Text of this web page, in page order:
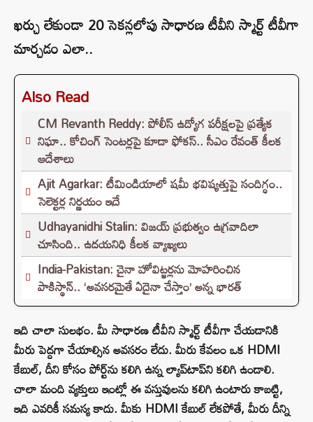
ఖర్చు లేకుండా 20 సెకన్లలోపు సాధారణ టీవీని స్మార్ట్ టీవీగా
మార్చడం ఎలా..
Also Read
CM Revanth Reddy: పోలీస్ ఉద్యోగ పరీక్షలపై ప్రత్యేక
నిఘా.. కోచింగ్ సెంటర్లపై కూడా ఫోకస్.. సీఎం రేవంత్ కీలక
ఆదేశాలు
Ajit Agarkar: టీమిండియాలో షమీ భవిష్యత్తుపై సందిగ్ధం..
సెలెక్టర్ల నిర్ణయం ఇదే
Udhayanidhi Stalin: విజయ్ ప్రభుత్వం ఉగ్రవాదిలా
చూసింది.. ఉదయనిధి కీలక వ్యాఖ్యలు
India-Pakistan: చైనా హోవిట్జర్లను మోహరించిన
పాకిస్థాన్.. ‘అవసరమైతే ఏదైనా చేస్తాం’ అన్న భారత్
ఇది చాలా సులభం. మీ సాధారణ టీవీని స్మార్ట్ టీవీగా చేయడానికి
మీరు పెద్దగా చేయాల్సిన అవసరం లేదు. మీరు కేవలం ఒక HDMI
కేబుల్, దీని కోసం పోర్ట్‌ను కలిగి ఉన్న ల్యాప్‌టాప్‌ని కలిగి ఉండాలి.
చాలా మంది వ్యక్తులు ఇంట్లో ఈ వస్తువులను కలిగి ఉంటారు కాబట్టి,
ఇది ఎవరికీ సమస్య కాదు. మీకు HDMI కేబుల్ లేకపోతే, మీరు దీన్ని